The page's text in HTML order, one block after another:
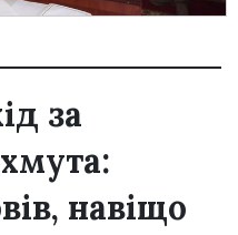
за
навіщо